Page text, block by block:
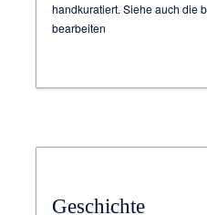
handkuratiert. Siehe auch die
bearbeiten
Geschichte